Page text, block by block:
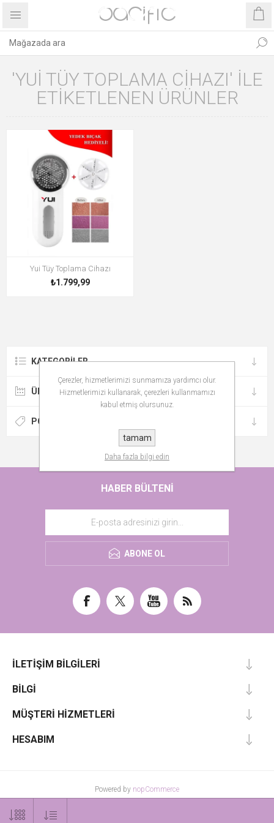
'YUI TÜY TOPLAMA CIHAZI' ILE
ETIKETLENEN ÜRÜNLER
Yui Tüy Toplama Cihazı
₺1.799,99
KATEGORILER
ÜRETICILER
POPÜLER ETIKETLER
HABER BÜLTENI
ABONE OL
İLETIŞIM BILGILERI
BILGI
MÜŞTERI HIZMETLERI
HESABIM
Powered by nopCommerce
Telif hakkı © 2026 mormarka. Tüm hakları saklıdır.
Çerezler, hizmetlerimizi sunmamıza yardımcı olur.
Hizmetlerimizi kullanarak, çerezleri kullanmamızı
kabul etmiş olursunuz.
tamam
Daha fazla bilgi edin